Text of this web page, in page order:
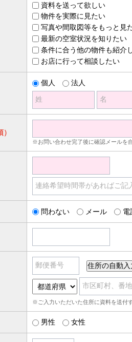
資料を送って欲しい
物件を実際に見たい
写真や間取図等をもっと見
最新の空室状況を知りたい
条件に合う他の物件も紹介
お店に行って相談したい
個人
法人
姓
名
）
※お問い合わせ完了後に確認メールを
連絡希望時間帯があればご記
問わない メール 電
郵便番号
市区町村、番
※ご入力いただいた住所に資料を送付
男性 女性